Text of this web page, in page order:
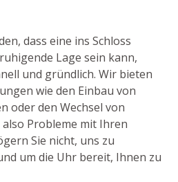
dass eine ins Schloss
Lage sein kann,
und gründlich. Wir bieten
wie den Einbau von
oder den Wechsel von
also Probleme mit Ihren
Sie nicht, uns zu
um die Uhr bereit, Ihnen zu